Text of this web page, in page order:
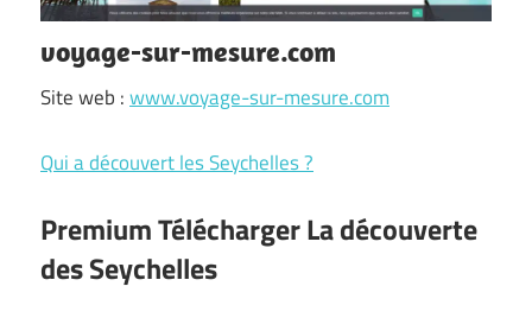
voyage-sur-mesure.com
Site web :www.voyage-sur-mesure.com
Qui a découvert les Seychelles ?
Premium Télécharger La découverte
des Seychelles